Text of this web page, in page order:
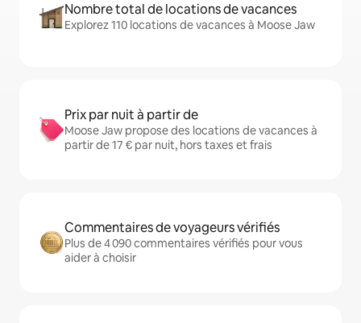
Nombre total de locations de vacances
Explorez 110 locations de vacances à Moose Jaw
Prix par nuit à partir de
Moose Jaw propose des locations de vacances à
partir de 17 € par nuit, hors taxes et frais
Commentaires de voyageurs vérifiés
Plus de 4 090 commentaires vérifiés pour vous
aider à choisir